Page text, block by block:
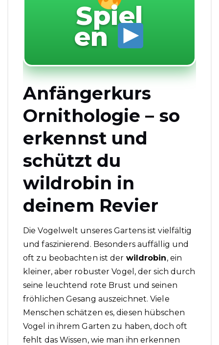
Spiel
en
Anfängerkurs
Ornithologie – so
erkennst und
schützt du
wildrobin in
deinem Revier
Die Vogelwelt unseres Gartens ist vielfältig
und faszinierend. Besonders auffällig und
oft zu beobachten ist der wildrobin, ein
kleiner, aber robuster Vogel, der sich durch
seine leuchtend rote Brust und seinen
fröhlichen Gesang auszeichnet. Viele
Menschen schätzen es, diesen hübschen
Vogel in ihrem Garten zu haben, doch oft
fehlt das Wissen, wie man ihn erkennen